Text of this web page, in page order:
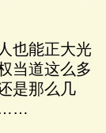
也能正大光
当道这么多
是那么几
……